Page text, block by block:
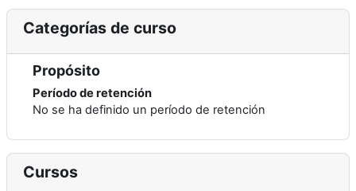
Categorías de curso
Propósito
Período de retención
No se ha definido un período de retención
Cursos